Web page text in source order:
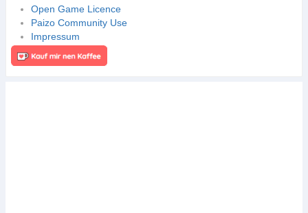
Open Game Licence
Paizo Community Use
Impressum